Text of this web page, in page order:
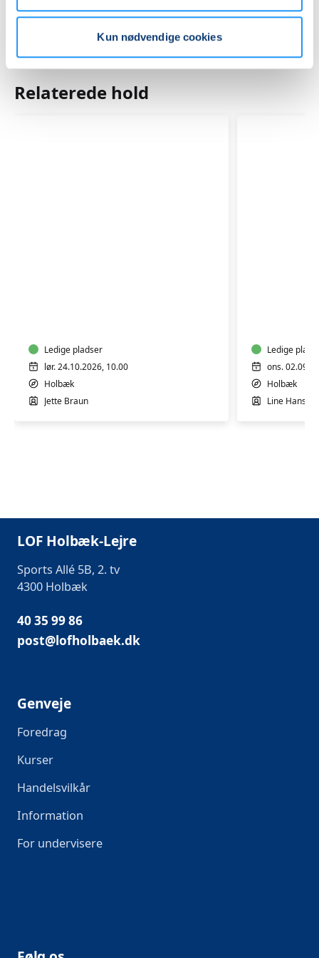
Kun nødvendige cookies
Relaterede hold
LETØVEDE
Ledige pladser
lør. 24.10.2026, 10.00
Holbæk
Jette Braun
Ledige
ons.
Holbæk
Line Hansen
LOF Holbæk-Lejre
Sports Allé 5B, 2. tv
4300 Holbæk
40 35 99 86
post@lofholbaek.dk
Genveje
Foredrag
Kurser
Handelsvilkår
Information
For undervisere